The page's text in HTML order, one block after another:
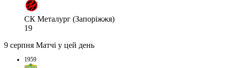
СК Металург (Запоріжжя)
19
9 серпня Матчі у цей день
1959